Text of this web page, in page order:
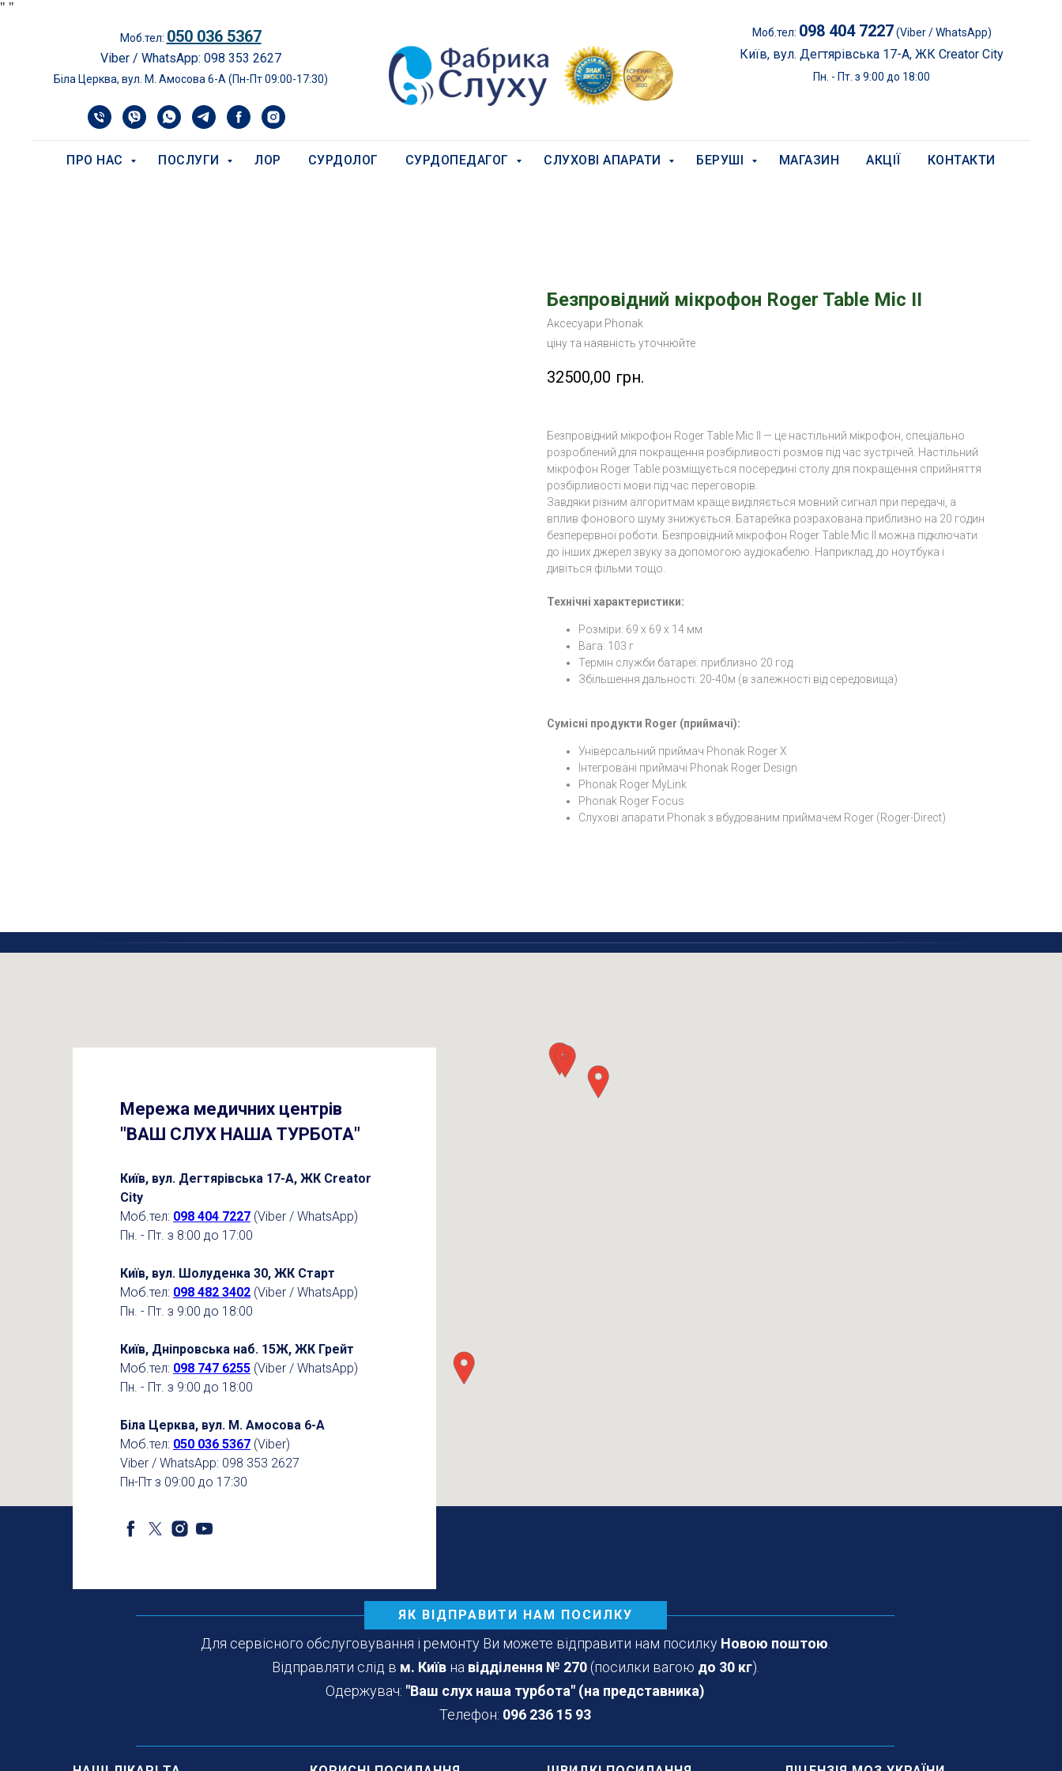
" "
Моб.тел: 050 036 5367
Viber / WhatsApp: 098 353 2627
Біла Церква, вул. М. Амосова 6-А (Пн-Пт 09:00-17:30)
Моб.тел: 098 404 7227 (Viber / WhatsApp)
Київ, вул. Дегтярівська 17-А, ЖК Creator City
Пн. - Пт. з 9:00 до 18:00
ПРО НАС ПОСЛУГИ ЛОР СУРДОЛОГ СУРДОПЕДАГОГ СЛУХОВІ АПАРАТИ БЕРУШІ МАГАЗИН АКЦІЇ КОНТАКТИ
Безпровідний мікрофон Roger Table Mic II
Аксесуари Phonak
ціну та наявність уточнюйте
32500,00 грн.
Безпровідний мікрофон Roger Table Mic II — це настільний мікрофон, спеціально
розроблений для покращення розбірливості розмов під час зустрічей. Настільний
мікрофон Roger Table розміщується посередині столу для покращення сприйняття
розбірливості мови під час переговорів.
Завдяки різним алгоритмам краще виділяється мовний сигнал при передачі, а
вплив фонового шуму знижується. Батарейка розрахована приблизно на 20 годин
безперервної роботи. Безпровідний мікрофон Roger Table Mic II можна підключати
до інших джерел звуку за допомогою аудіокабелю. Наприклад, до ноутбука і
дивіться фільми тощо.
Технічні характеристики:
Розміри: 69 x 69 x 14 мм
Вага: 103 г
Термін служби батареї: приблизно 20 год
Збільшення дальності: 20-40м (в залежності від середовища)
Сумісні продукти Roger (приймачі):
Універсальний приймач Phonak Roger X
Інтегровані приймачі Phonak Roger Design
Phonak Roger MyLink
Phonak Roger Focus
Слухові апарати Phonak з вбудованим приймачем Roger (Roger-Direct)
Мережа медичних центрів
"ВАШ СЛУХ НАША ТУРБОТА"
Київ, вул. Дегтярівська 17-А, ЖК Creator
City
Моб.тел: 098 404 7227 (Viber / WhatsApp)
Пн. - Пт. з 8:00 до 17:00
Київ, вул. Шолуденка 30, ЖК Старт
Моб.тел: 098 482 3402 (Viber / WhatsApp)
Пн. - Пт. з 9:00 до 18:00
Київ, Дніпровська наб. 15Ж, ЖК Грейт
Моб.тел: 098 747 6255 (Viber / WhatsApp)
Пн. - Пт. з 9:00 до 18:00
Біла Церква, вул. М. Амосова 6-А
Моб.тел: 050 036 5367 (Viber)
Viber / WhatsApp: 098 353 2627
Пн-Пт з 09:00 до 17:30
ЯК ВІДПРАВИТИ НАМ ПОСИЛКУ
Для сервісного обслуговування і ремонту Ви можете відправити нам посилку Новою поштою.
Відправляти слід в м. Київна відділення № 270 (посилки вагою до 30 кг).
Одержувач: "Ваш слух наша турбота" (на представника)
Телефон: 096 236 15 93